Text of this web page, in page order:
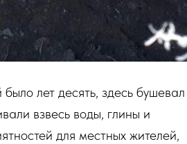
лет десять, здесь бушевал
взвесь воды, глины и
для местных жителей,